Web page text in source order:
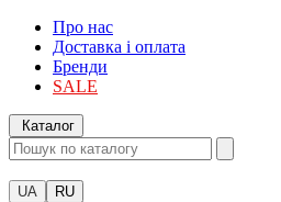
Про нас
Доставка і оплата
Бренди
SALE
Каталог
UA RU